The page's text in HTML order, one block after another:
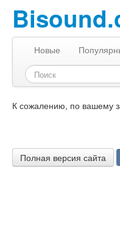
Новые
К сожалению, по вашему
Полная версия сайта